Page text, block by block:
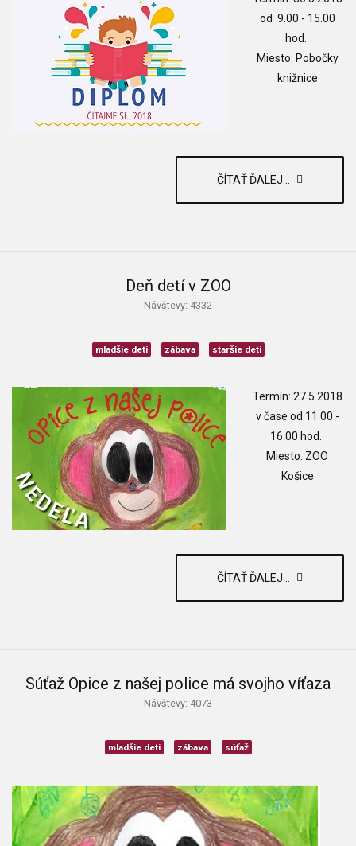
od 9.00 - 15.00
hod.
Miesto: Pobočky
knižnice
ČÍTAŤ ĎALEJ...
Deň detí v ZOO
Návštevy: 4332
mladšie deti zábava staršie deti
Termín: 27.5.2018
v čase od 11.00 -
16.00 hod.
Miesto: ZOO
Košice
ČÍTAŤ ĎALEJ...
Súťaž Opice z našej police má svojho víťaza
Návštevy: 4073
mladšie deti zábava súťaž